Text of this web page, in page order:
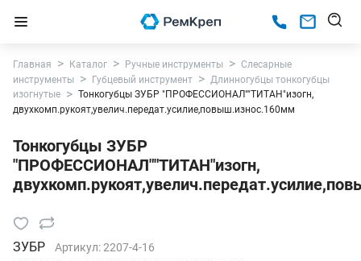
Главная Каталог Ручные инструменты
Слесарные
инструменты
Губцевый инструмент
Длинногубцы тонкогубцы
изогнутые
Тонкогубцы ЗУБР "ПРОФЕССИОНАЛ""ТИТАН"изогн,
двухкомп.рукоят,увелич.передат.усилие,повыш.износ.160мм
Тонкогубцы ЗУБР
"ПРОФЕССИОНАЛ""ТИТАН"изогн,
ЗУБР Артикул:2207-4-16